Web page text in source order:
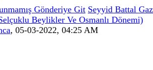
Seyyid Battal
Beylikler Ve Osmanlı Dönemi)
, 05-03-2022, 04:25 AM